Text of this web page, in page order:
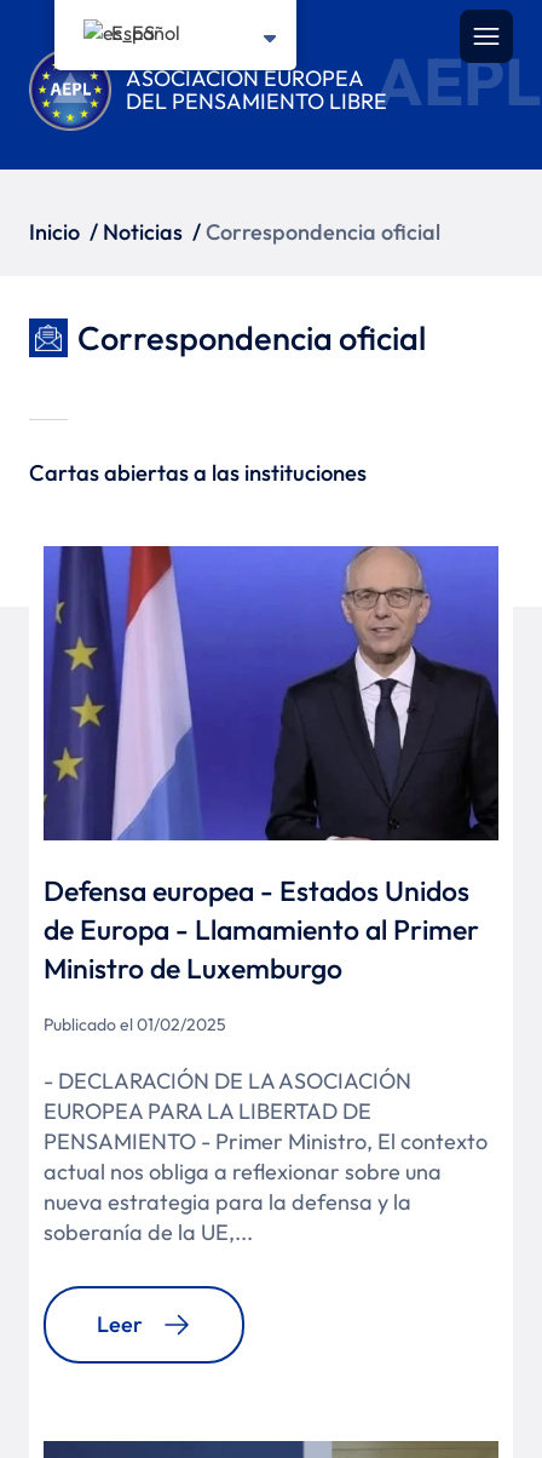
ASOCIACIÓN EUROPEA
DEL PENSAMIENTO LIBREAEPL
Inicio / Noticias /Correspondencia oficial
Correspondencia oficial
Cartas abiertas a las instituciones
Defensa europea - Estados Unidos
de Europa - Llamamiento al Primer
Ministro de Luxemburgo
Publicado el 01/02/2025
- DECLARACIÓN DE LA ASOCIACIÓN
EUROPEA PARA LA LIBERTAD DE
PENSAMIENTO - Primer Ministro, El contexto
actual nos obliga a reflexionar sobre una
nueva estrategia para la defensa y la
soberanía de la UE,...
Leer
Español